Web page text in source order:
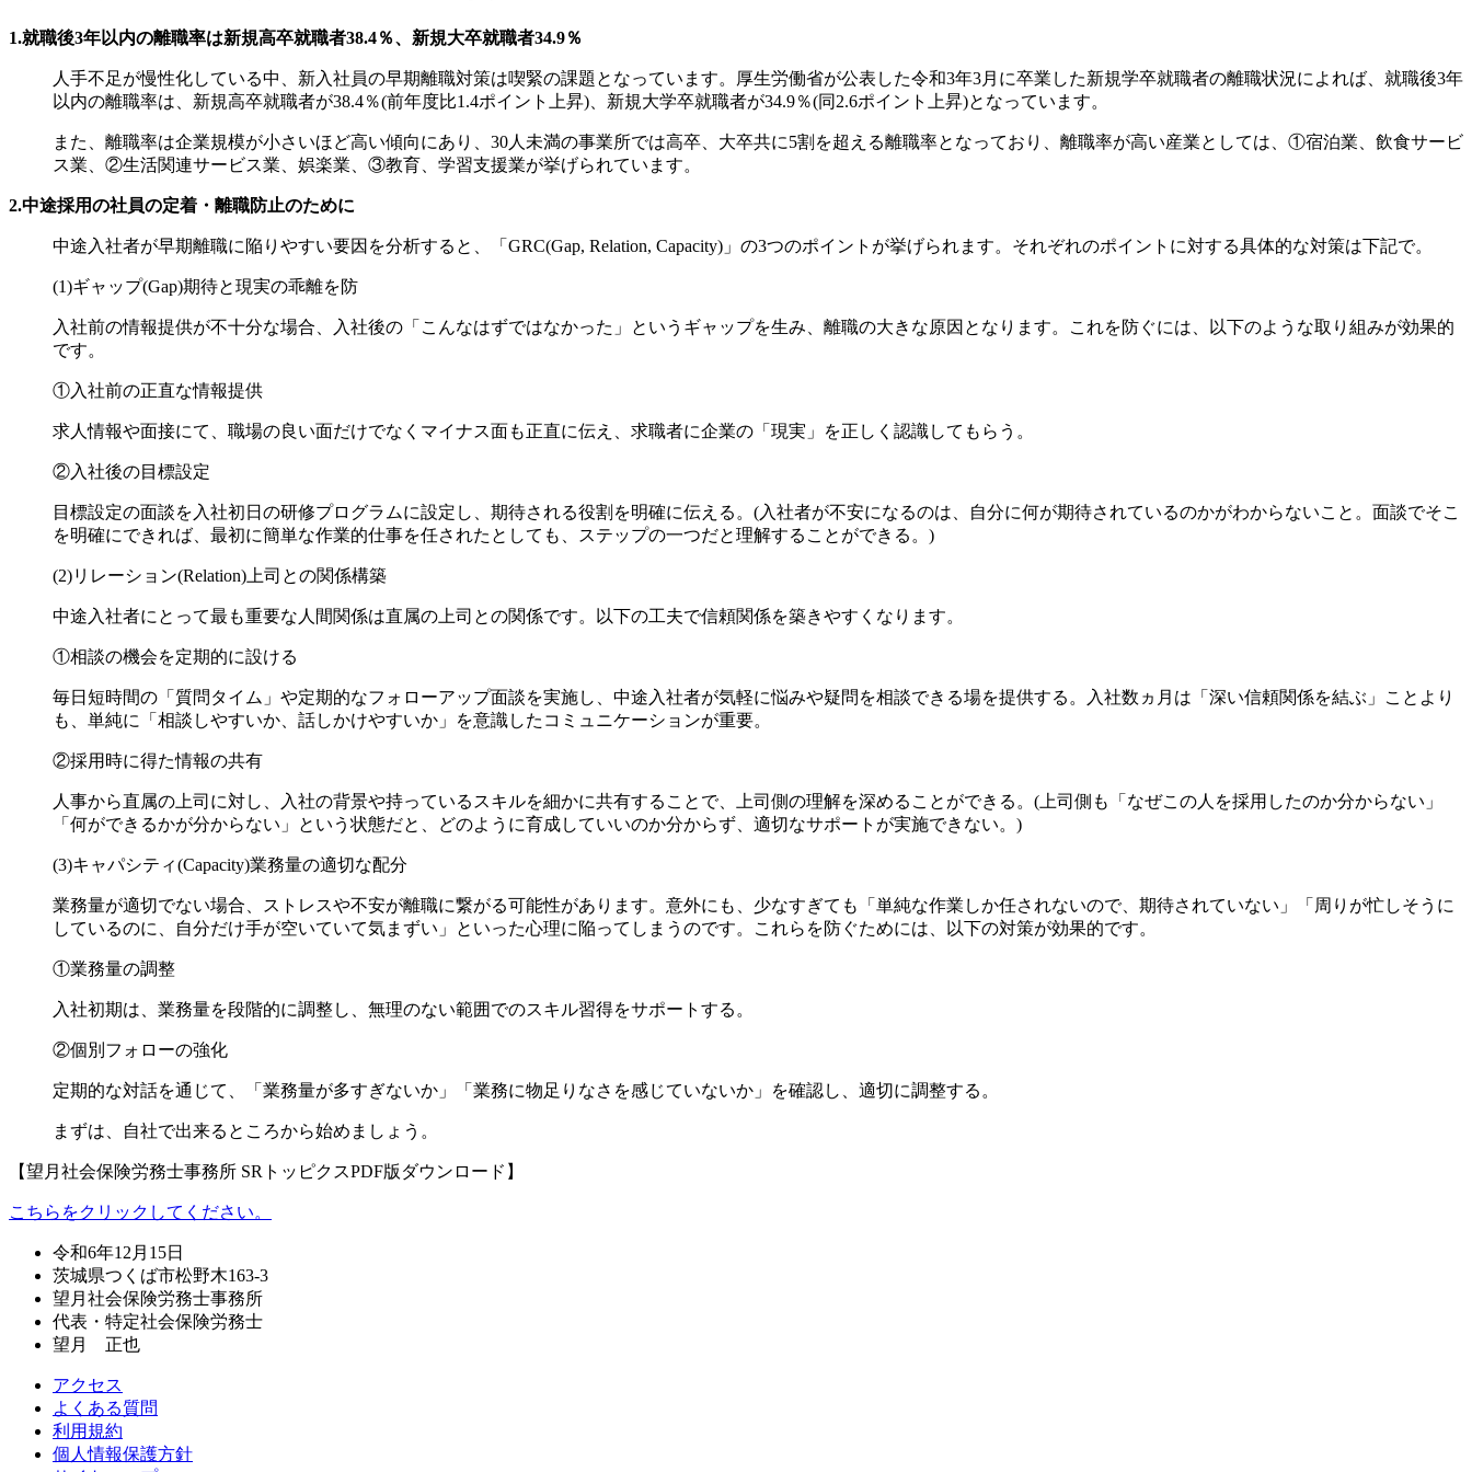
1.就職後3年以内の離職率は新規高卒就職者38.4％、新規大卒就職者34.9％
人手不足が慢性化している中、新入社員の早期離職対策は喫緊の課題となっています。厚生労働省が公表した令和3年3月に卒業した新規学卒就職者の離職状況によれば、就職後3年
以内の離職率は、新規高卒就職者が38.4％(前年度比1.4ポイント上昇)、新規大学卒就職者が34.9％(同2.6ポイント上昇)となっています。
また、離職率は企業規模が小さいほど高い傾向にあり、30人未満の事業所では高卒、大卒共に5割を超える離職率となっており、離職率が高い産業としては、①宿泊業、飲食サービ
ス業、②生活関連サービス業、娯楽業、③教育、学習支援業が挙げられています。
2.中途採用の社員の定着・離職防止のために
中途入社者が早期離職に陥りやすい要因を分析すると、「GRC(Gap, Relation, Capacity)」の3つのポイントが挙げられます。それぞれのポイントに対する具体的な対策は下記で。
(1)ギャップ(Gap)期待と現実の乖離を防
入社前の情報提供が不十分な場合、入社後の「こんなはずではなかった」というギャップを生み、離職の大きな原因となります。これを防ぐには、以下のような取り組みが効果的
です。
①入社前の正直な情報提供
求人情報や面接にて、職場の良い面だけでなくマイナス面も正直に伝え、求職者に企業の「現実」を正しく認識してもらう。
②入社後の目標設定
目標設定の面談を入社初日の研修プログラムに設定し、期待される役割を明確に伝える。(入社者が不安になるのは、自分に何が期待されているのかがわからないこと。面談でそこ
を明確にできれば、最初に簡単な作業的仕事を任されたとしても、ステップの一つだと理解することができる。)
(2)リレーション(Relation)上司との関係構築
中途入社者にとって最も重要な人間関係は直属の上司との関係です。以下の工夫で信頼関係を築きやすくなります。
①相談の機会を定期的に設ける
毎日短時間の「質問タイム」や定期的なフォローアップ面談を実施し、中途入社者が気軽に悩みや疑問を相談できる場を提供する。入社数ヵ月は「深い信頼関係を結ぶ」ことより
も、単純に「相談しやすいか、話しかけやすいか」を意識したコミュニケーションが重要。
②採用時に得た情報の共有
人事から直属の上司に対し、入社の背景や持っているスキルを細かに共有することで、上司側の理解を深めることができる。(上司側も「なぜこの人を採用したのか分からない」
「何ができるかが分からない」という状態だと、どのように育成していいのか分からず、適切なサポートが実施できない。)
(3)キャパシティ(Capacity)業務量の適切な配分
業務量が適切でない場合、ストレスや不安が離職に繋がる可能性があります。意外にも、少なすぎても「単純な作業しか任されないので、期待されていない」「周りが忙しそうに
しているのに、自分だけ手が空いていて気まずい」といった心理に陥ってしまうのです。これらを防ぐためには、以下の対策が効果的です。
①業務量の調整
入社初期は、業務量を段階的に調整し、無理のない範囲でのスキル習得をサポートする。
②個別フォローの強化
定期的な対話を通じて、「業務量が多すぎないか」「業務に物足りなさを感じていないか」を確認し、適切に調整する。
まずは、自社で出来るところから始めましょう。
【望月社会保険労務士事務所 SRトッピクスPDF版ダウンロード】
こちらをクリックしてください。
令和6年12月15日
茨城県つくば市松野木163-3
望月社会保険労務士事務所
代表・特定社会保険労務士
望月 正也
アクセス
よくある質問
利用規約
個人情報保護方針